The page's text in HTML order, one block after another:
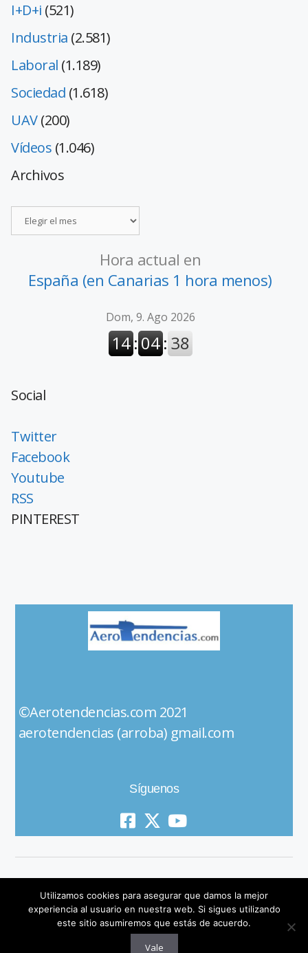
I+D+i (521)
Industria (2.581)
Laboral (1.189)
Sociedad (1.618)
UAV(200)
Vídeos (1.046)
Archivos
Hora actual en
España (en Canarias 1 hora menos)
Social
Twitter
Facebook
Youtube
RSS
PINTEREST
©Aerotendencias.com 2021
aerotendencias (arroba) gmail.com
Síguenos
© 2019 All Rights Reserved
Utilizamos cookies para asegurar que damos la mejor
experiencia al usuario en nuestra web. Si sigues utilizando
este sitio asumiremos que estás de acuerdo.
Vale